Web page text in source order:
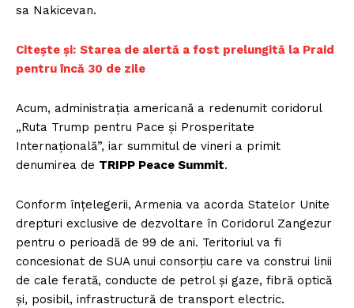
sa Nakicevan.
Citește și: Starea de alertă a fost prelungită la Praid
pentru încă 30 de zile
Acum, administrația americană a redenumit coridorul
„Ruta Trump pentru Pace și Prosperitate
Internațională”, iar summitul de vineri a primit
denumirea de TRIPP Peace Summit.
Conform înțelegerii, Armenia va acorda Statelor Unite
drepturi exclusive de dezvoltare în Coridorul Zangezur
pentru o perioadă de 99 de ani. Teritoriul va fi
concesionat de SUA unui consorțiu care va construi linii
de cale ferată, conducte de petrol și gaze, fibră optică
și, posibil, infrastructură de transport electric.